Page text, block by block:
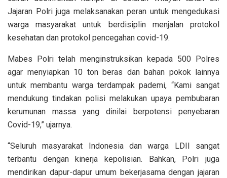
Jajaran Polri juga melaksanakan peran untuk mengedukasi
warga masyarakat untuk berdisiplin menjalan protokol
kesehatan dan protokol pencegahan covid-19.
Mabes Polri telah menginstruksikan kepada 500 Polres
agar menyiapkan 10 ton beras dan bahan pokok lainnya
untuk membantu warga terdampak pademi, “Kami sangat
mendukung tindakan polisi melakukan upaya pembubaran
kerumunan massa yang dinilai berpotensi penyebaran
Covid-19,” ujarnya.
“Seluruh masyarakat Indonesia dan warga LDII sangat
terbantu dengan kinerja kepolisian. Bahkan, Polri juga
mendirikan dapur-dapur umum bekerjasama dengan jajaran